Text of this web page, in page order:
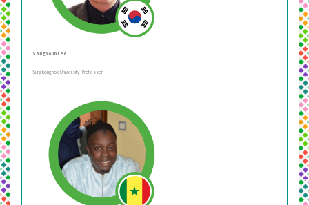
Sang Youn Lee
SungkonghoeUniversity - Professor